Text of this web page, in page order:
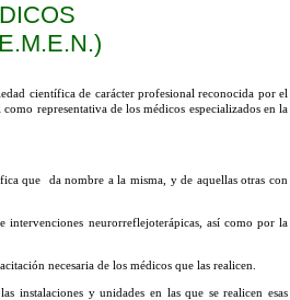
científica de carácter profesional reconocida por el
representativa de los médicos especializados en la
que da nombre a la misma, y de aquellas otras con
neurorreflejoterápicas, así como por la
necesaria de los médicos que las realicen.
instalaciones y unidades en las que se realicen esas